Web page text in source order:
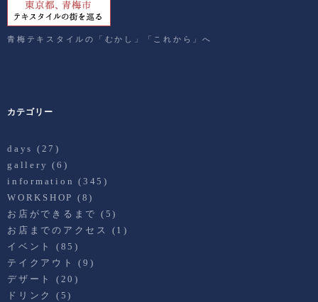
青梅テキスタイルの「むかし」「これから」へ
カテゴリー
days (27)
gallery (6)
information (345)
WORKSHOP (8)
お店ができるまで (5)
お店までのアクセス
(1)
イベント
(85)
テイクアウト
(9)
デザート
(20)
ドリンク
(5)